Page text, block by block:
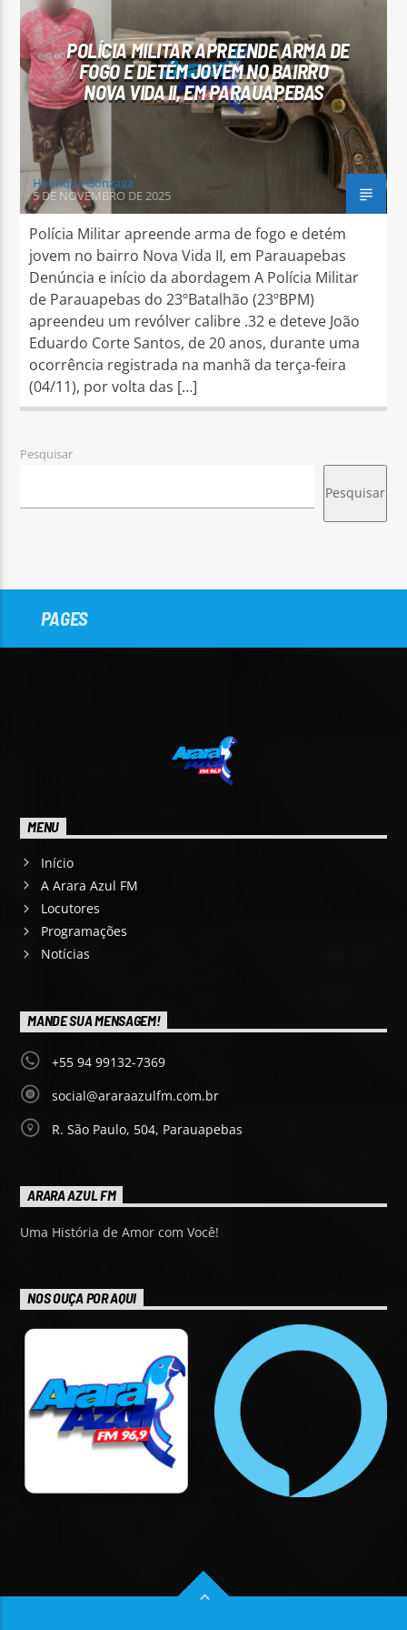
POLÍCIA MILITAR APREENDE ARMA DE
FOGO E DETÉM JOVEM NO BAIRRO
NOVA VIDA II, EM PARAUAPEBAS
Henrique Gonzaga
5 DE NOVEMBRO DE 2025
Polícia Militar apreende arma de fogo e detém
jovem no bairro Nova Vida II, em Parauapebas
Denúncia e início da abordagem A Polícia Militar
de Parauapebas do 23ºBatalhão (23ºBPM)
apreendeu um revólver calibre .32 e deteve João
Eduardo Corte Santos, de 20 anos, durante uma
ocorrência registrada na manhã da terça-feira
(04/11), por volta das […]
Pesquisar
Pesquisar
PAGES
MENU
Início
A Arara Azul FM
Locutores
Programações
Notícias
MANDE SUA MENSAGEM!
+55 94 99132-7369
social@araraazulfm.com.br
R. São Paulo, 504, Parauapebas
ARARA AZUL FM
Uma História de Amor com Você!
NOS OUÇA POR AQUI